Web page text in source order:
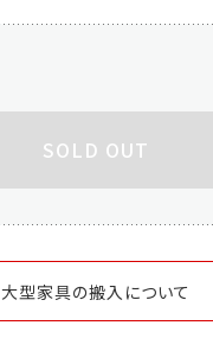
SOLD OUT
大型家具の搬入について